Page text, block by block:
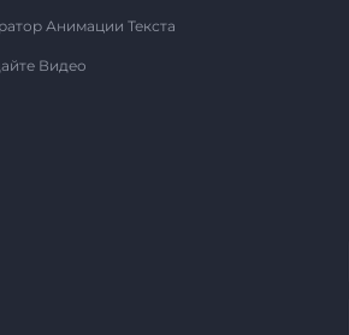
Анимации Текста
Видео